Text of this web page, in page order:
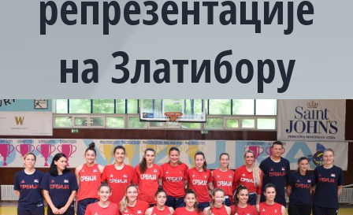
на Златибору
View
Larger
Image